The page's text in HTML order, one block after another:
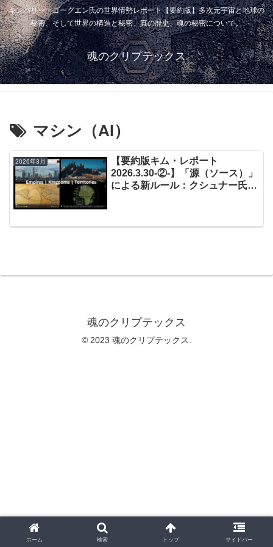
キンバリー・ゴーグエン氏の世界情勢レポート【要約版】多次元宇宙と地球の
秘密、そして世界の構造と秘密、真の歴史、魂の秘密について。
魂のクリプテックス
マシン（AI）
2026年3月
【要約版キム・レポート
2026.3.30-②-】「源（ソース）」
による新ルール：クシュナー氏の
魂のクリプテックス
© 2023 魂のクリプテックス.
ホーム 検索 トップ サイドバー